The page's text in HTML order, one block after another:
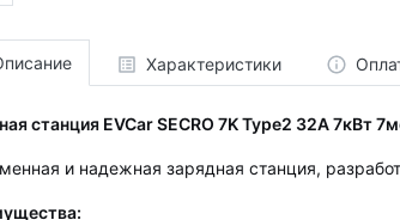
Характеристики
станция EVCar SECRO 7K Type2 32A 7кВт
и надежная зарядная станция,